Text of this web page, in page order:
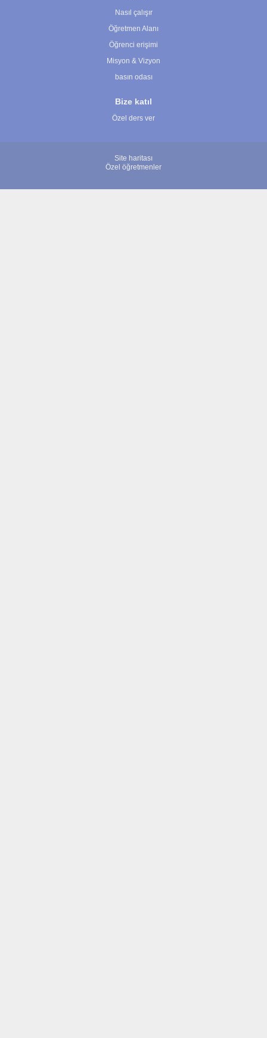
Nasıl çalışır
Öğretmen Alanı
Öğrenci erişimi
Misyon & Vizyon
basın odası
Bize katıl
Özel ders ver
Site haritası
Özel öğretmenler